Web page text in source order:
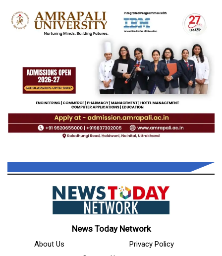
News Today Network
About Us
Privacy Policy